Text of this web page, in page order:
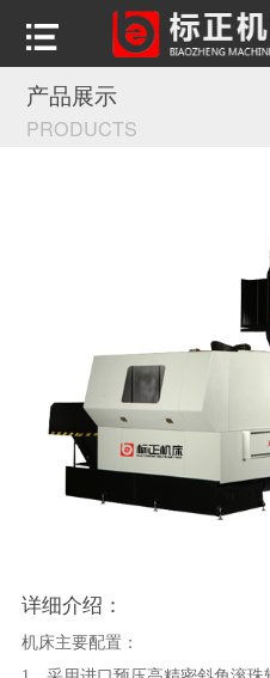
产品展示
PRODUCTS
详细介绍：
机床主要配置：